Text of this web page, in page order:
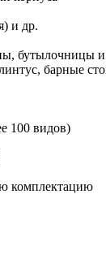
и др.
бутылочницы и
барные
100 видов)
комплектацию